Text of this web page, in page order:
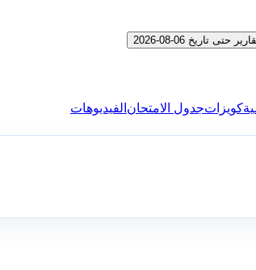
06-08-2026
كويزاتجدول الامتحان الفيديوهات